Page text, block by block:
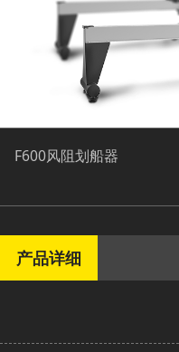
F600风阻划船器
产品详细